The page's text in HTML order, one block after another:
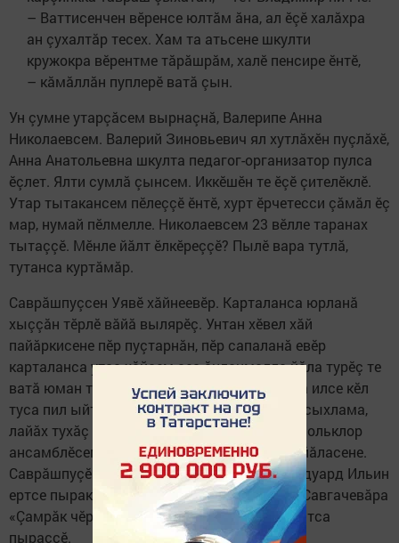
– Ваттисенчен вӗренсе юлтăм ăна, ал ӗçӗ халăхра
ан çухалтăр тесех. Хам та атьсене шкулти
кружокра вӗрентме тăрăшрăм, халӗ пенсире ӗнтӗ,
– кăмăллăн пуплерӗ ватă çын.
Ун çумне утарçăсем вырнаçнă, Валерипе Анна
Николаевсем. Валерий Зиновьевич ял хутлăхӗн пуçлăхӗ,
Анна Анатольевна шкулта педагог-организатор пулса
ӗçлет. Ялти сумлă çынсем. Иккӗшӗн те ӗçӗ çителӗклӗ.
Утар тытакансем пӗлеççӗ ӗнтӗ, хурт ӗрчетесси çăмăл ӗç
мар, нумай пӗлмелле. Николаевсем 23 вӗлле таранах
тытаççӗ. Мӗнле йăлт ӗлкӗреççӗ? Пылӗ вара тутлă,
тутанса куртăмăр.
Саврăшпуçсен Уявӗ хăйнеевӗр. Карталанса юрланă
хыççăн тӗрлӗ вăйă вылярӗç. Унтан хӗвел хăй
пайăркисене пӗр пуçтарнăн, пӗр сапаланă евӗр
карталанса утса хăйсем çеç ăнланмалла йăла турӗç те
ватă юман тавра пуçтарăнчӗç. Ăна ыталаса илсе кӗл
туса пил ыйтрӗç. Ял-йыша инкек-синкекрен сыхлама,
лайăх тухăç пама ыйтрӗç. Юрать ялсенче фольклор
ансамблӗсем пур, вӗсем пӗтме памаççӗ те йăласене.
Саврăшпуçӗнче ваттисенчен юлнă еткере Эдуард Ильин
ертсе пыракан «Саврăшпуç кинемийӗсем», Савгачевăра
«Çамрăк чӗресем» фольклор ушкăнӗсем тытса
пыраççӗ.